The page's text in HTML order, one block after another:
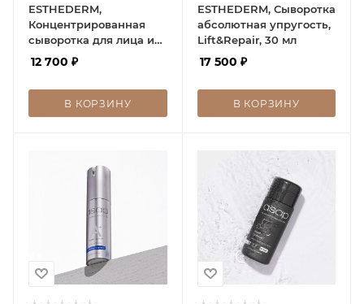
ESTHEDERM,
Концентрированная
сыворотка для лица и
шеи Интенсив Про-
12 700 ₽
В КОРЗИНУ
ESTHEDERM, Сыворотка
абсолютная упругость,
Lift&Repair, 30 мл
17 500 ₽
В КОРЗИНУ